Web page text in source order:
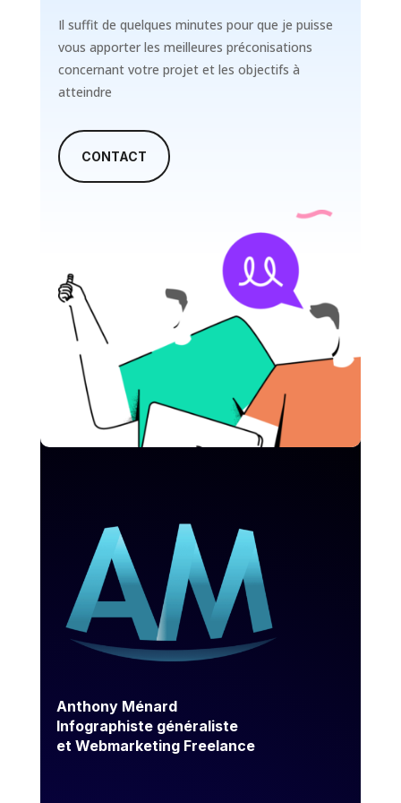
Il suffit de quelques minutes pour que je puisse
vous apporter les meilleures préconisations
concernant votre projet et les objectifs à
atteindre
CONTACT
Anthony Ménard
Infographiste généraliste
et Webmarketing Freelance